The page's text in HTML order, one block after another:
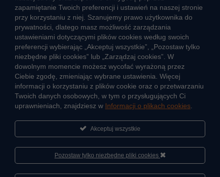
Zalety ciepła systemowego
Ciepło przez cały rok
Usługi okołociepłownicze
Informacje ciepła systemowego
JAK POWSTAJE CIEPŁO
ŹRÓDŁA CIEPŁA
Mapa sieci ciepłowniczej
KIERUNKI ROZWOJU SIECI CIEPŁOWNICZEJ
CO TO JEST KOGENERACJA
zapamiętanie Twoich preferencji i ustawień na naszej stronie
przy korzystaniu z niej. Szanujemy prawo użytkownika do
prywatności, dlatego masz możliwość zarządzania
ustawieniami dotyczącymi plików cookies według swoich
preferencji wybierając „Akceptuj wszystkie”, „Pozostaw tylko
niezbędne pliki cookies” lub „Zarządzaj cookies”. W
dowolnym momencie możesz wycofać wyrażoną przez
Ciebie zgodę, zmieniając wybrane ustawienia. Więcej
informacji o korzystaniu z plików cookie oraz o przetwarzaniu
Twoich danych osobowych, w tym o przysługujących Ci
uprawnieniach, znajdziesz w Informacji o plikach cookies
Akceptuj wszystkie
Pozostaw tylko niezbędne pliki cookies